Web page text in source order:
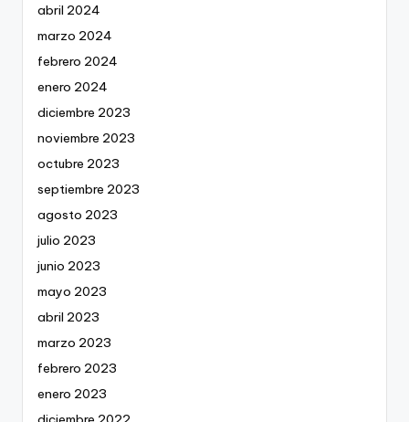
abril 2024
marzo 2024
febrero 2024
enero 2024
diciembre 2023
noviembre 2023
octubre 2023
septiembre 2023
agosto 2023
julio 2023
junio 2023
mayo 2023
abril 2023
marzo 2023
febrero 2023
enero 2023